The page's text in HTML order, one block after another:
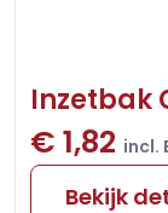
Inzetbak
€ 1,82 incl.
Bekijk